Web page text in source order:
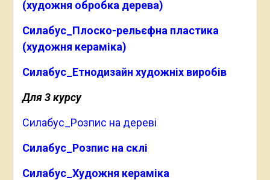
(художня обробка дерева)
Силабус_Плоско-рельєфна пластика
(художня кераміка)
Силабус_Етнодизайн художніх виробів
Для 3 курсу
Силабус_Розпис на дереві
Силабус_Розпис на склі
Силабус_Художня кераміка